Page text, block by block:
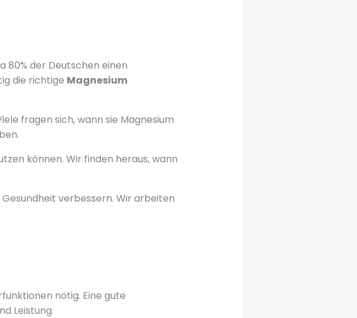
80% der Deutschen einen
die richtige Magnesium
fragen sich, wann sie Magnesium
können. Wir finden heraus, wann
verbessern. Wir arbeiten
nötig. Eine gute
Leistung.